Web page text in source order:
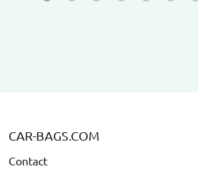
CAR-BAGS.COM
Contact